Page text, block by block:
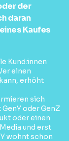
der
daran
Kaufes
Kund:innen
einen
erhöht
sich
oder GenZ
oder einen
und erst
wohnt schon